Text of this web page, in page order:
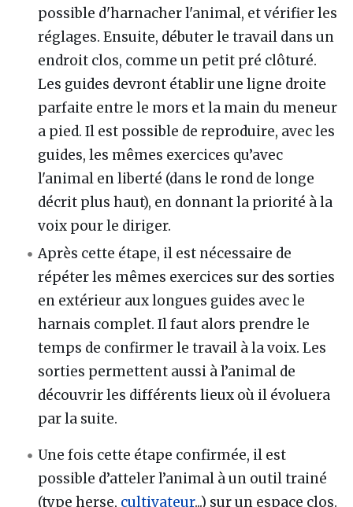
possible d'harnacher l'animal, et vérifier les
réglages. Ensuite, débuter le travail dans un
endroit clos, comme un petit pré clôturé.
Les guides devront établir une ligne droite
parfaite entre le mors et la main du meneur
a pied. Il est possible de reproduire, avec les
guides, les mêmes exercices qu’avec
l'animal en liberté (dans le rond de longe
décrit plus haut), en donnant la priorité à la
voix pour le diriger.
Après cette étape, il est nécessaire de
répéter les mêmes exercices sur des sorties
en extérieur aux longues guides avec le
harnais complet. Il faut alors prendre le
temps de confirmer le travail à la voix. Les
sorties permettent aussi à l’animal de
découvrir les différents lieux où il évoluera
par la suite.
Une fois cette étape confirmée, il est
possible d’atteler l’animal à un outil trainé
(type herse, cultivateur...) sur un espace clos.